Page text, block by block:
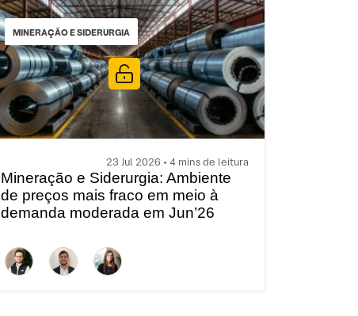
MINERAÇÃO E SIDERURGIA
23 Jul 2026 • 4 mins de leitura
Mineração e Siderurgia: Ambiente
de preços mais fraco em meio à
demanda moderada em Jun’26